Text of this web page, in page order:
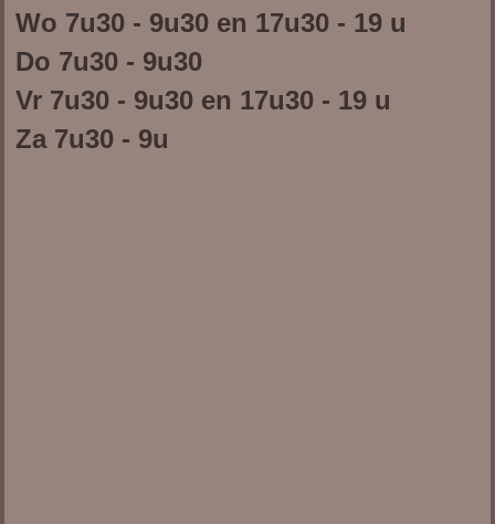
Wo 7u30 - 9u30 en 17u30 - 19 u
Do 7u30 - 9u30
Vr 7u30 - 9u30 en 17u30 - 19 u
Za 7u30 - 9u